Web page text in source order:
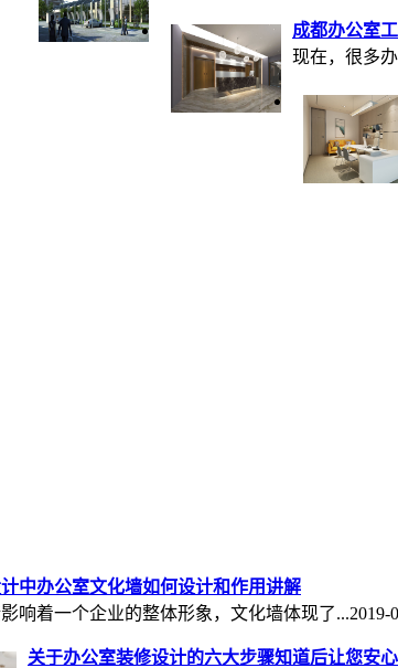
成都办公室
现在，很多
中办公室文化墙如何设计和作用讲解
响着一个企业的整体形象，文化墙体现了...2019-
关于办公室装修设计的六大步骤知道后让您安心